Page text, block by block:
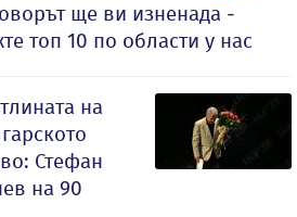
ще ви изненада -
топ 10 по области у нас
на
Стефан
на 90